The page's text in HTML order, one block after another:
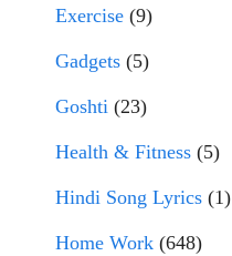
Exercise (9)
Gadgets (5)
Goshti (23)
Health & Fitness (5)
Hindi Song Lyrics (1)
Home Work (648)